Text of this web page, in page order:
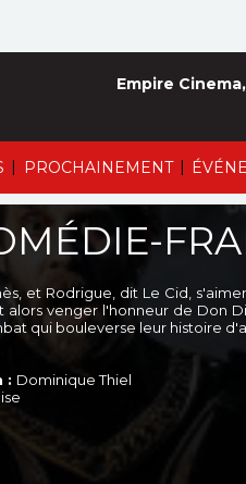
| PROCHAINEMENT |
Empire Cinema,
et Rodrigue, dit Le Cid,
alors venger l'honneur de Don
qui bouleverse leur histoire
: Dominique Thiel